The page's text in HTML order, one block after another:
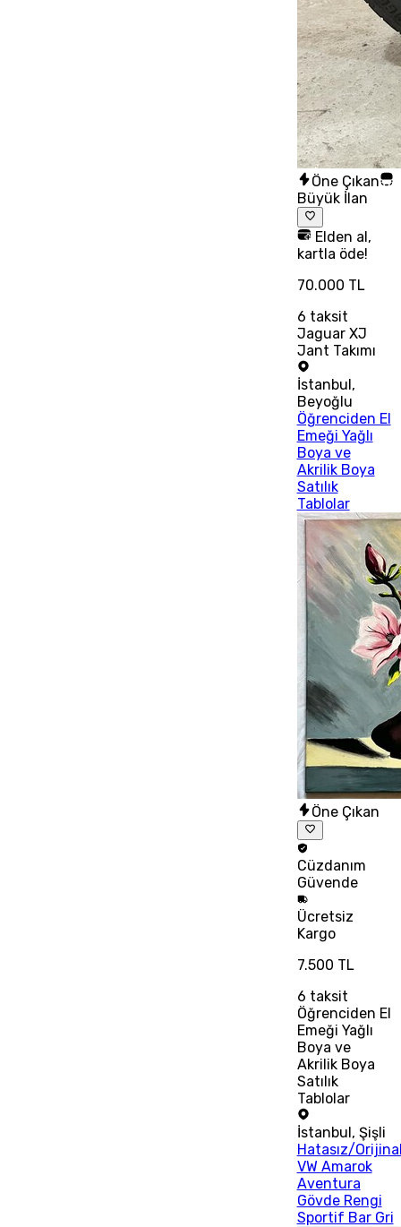
Öne Çıkan
Büyük İlan
Elden al,
kartla öde!
70.000 TL
6 taksit
Jaguar XJ
Jant Takımı
İstanbul,
Beyoğlu
Öğrenciden El
Emeği Yağlı
Boya ve
Akrilik Boya
Satılık
Tablolar
Öne Çıkan
Cüzdanım
Güvende
Ücretsiz
Kargo
7.500 TL
6 taksit
Öğrenciden El
Emeği Yağlı
Boya ve
Akrilik Boya
Satılık
Tablolar
İstanbul, Şişli
Hatasız/
VW Amarok
Aventura
Gövde Rengi
Sportif Bar Gri